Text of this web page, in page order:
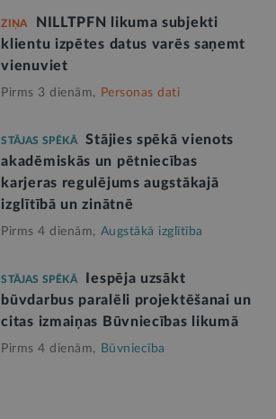
ZIŅA
NILLTPFN likuma subjekti
klientu izpētes datus varēs saņemt
vienuviet
Pirms 3 dienām, Personas dati
STĀJAS SPĒKĀ
Stājies spēkā vienots
akadēmiskās un pētniecības
karjeras regulējums augstākajā
izglītībā un zinātnē
Pirms 4 dienām, Augstākā izglītība
STĀJAS SPĒKĀ
Iespēja uzsākt
būvdarbus paralēli projektēšanai un
citas izmaiņas Būvniecības likumā
Pirms 4 dienām, Būvniecība